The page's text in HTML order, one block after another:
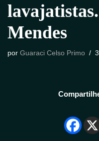
Mendes
por Guaraci Celso Primo